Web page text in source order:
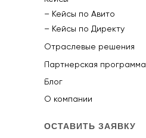
ОСТАВИТЬ ЗАЯВКУ
Отраслевые решения
Блог
Партнерская программа
О компании
– Кейсы по Авито
– Кейсы по Директу